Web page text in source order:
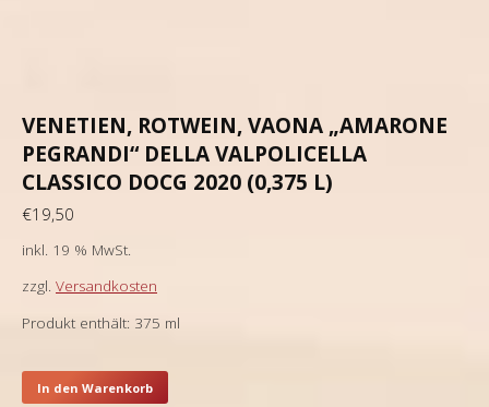
VENETIEN, ROTWEIN, VAONA „AMARONE
PEGRANDI“ DELLA VALPOLICELLA
CLASSICO DOCG 2020 (0,375 L)
€19,50
inkl. 19 % MwSt.
zzgl. Versandkosten
Produkt enthält: 375 ml
In den Warenkorb